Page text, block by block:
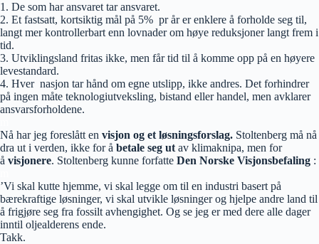
1. De som har ansvaret tar ansvaret.
2. Et fastsatt, kortsiktig mål på 5% pr år er enklere å forholde seg til,
langt mer kontrollerbart enn lovnader om høye reduksjoner langt frem i
tid.
3. Utviklingsland fritas ikke, men får tid til å komme opp på en høyere
levestandard.
4. Hver nasjon tar hånd om egne utslipp, ikke andres. Det forhindrer
på ingen måte teknologiutveksling, bistand eller handel, men avklarer
ansvarsforholdene.
Nå har jeg foreslått en visjon og et løsningsforslag. Stoltenberg må nå
dra ut i verden, ikke for å betale seg ut av klimaknipa, men for
å visjonere. Stoltenberg kunne forfatte Den Norske Visjonsbefaling :
’Vi skal kutte hjemme, vi skal legge om til en industri basert på
bærekraftige løsninger, vi skal utvikle løsninger og hjelpe andre land til
å frigjøre seg fra fossilt avhengighet. Og se jeg er med dere alle dager
inntil oljealderens ende.
Takk.